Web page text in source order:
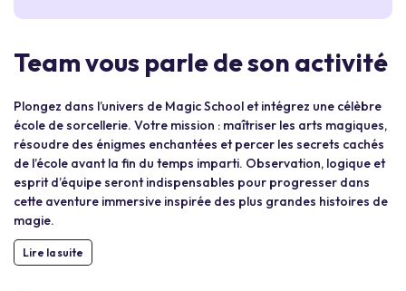
Team vous parle de son activité
Plongez dans l’univers de Magic School et intégrez une célèbre
école de sorcellerie. Votre mission : maîtriser les arts magiques,
résoudre des énigmes enchantées et percer les secrets cachés
de l’école avant la fin du temps imparti. Observation, logique et
esprit d’équipe seront indispensables pour progresser dans
cette aventure immersive inspirée des plus grandes histoires de
magie.
Lire la suite